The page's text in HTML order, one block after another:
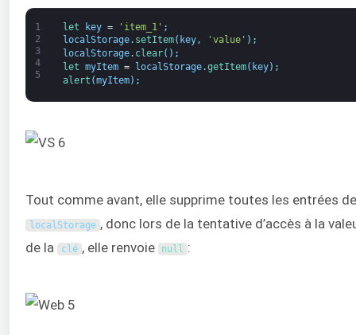
1
2
3
4
5
let key = 'item_1' ;
localStorage. setItem( key, 'value' ) ;
localStorage. clear( ) ;
let myItem = localStorage.getItem( key) ;
alert (myItem) ;
Tout comme avant, elle supprime toutes les entrées de
localStorage , donc lors de la tentative d’accès à la
de la
clé , elle renvoie null :